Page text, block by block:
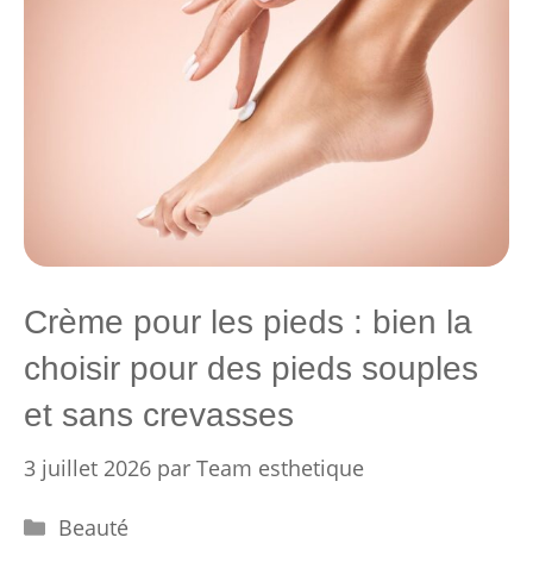
Crème pour les pieds : bien la
choisir pour des pieds souples
et sans crevasses
3 juillet 2026 par Team esthetique
Catégories
Beauté